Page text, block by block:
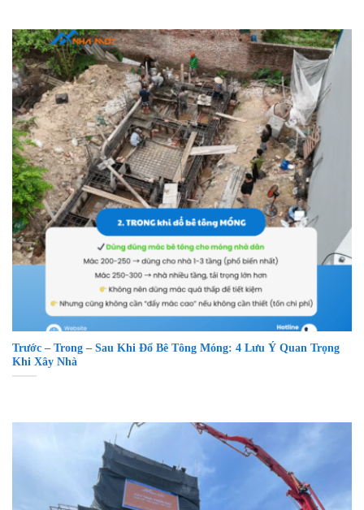
Trước – Trong – Sau Khi Đổ Bê Tông Móng: 4 Lưu Ý Quan Trọng
Khi Xây Nhà